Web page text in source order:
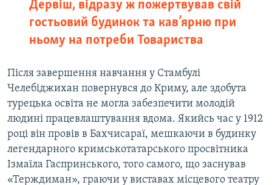
Дервіш, відразу ж пожертвував свій
гостьовий будинок та кав’ярню при
ньому на потреби Товариства
Після завершення навчання у Стамбулі
Челебіджихан повернувся до Криму, але здобута
турецька освіта не могла забезпечити молодій
людині працевлаштування вдома. Якийсь час у 1912
році він провів в Бахчисараї, мешкаючи в будинку
легендарного кримськотатарського просвітника
Ізмаїла Гаспринського, того самого, що заснував
«Терждиман», граючи у виставах місцевого театру